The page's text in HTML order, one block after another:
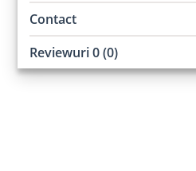
Contact
Reviewuri 0 (0)